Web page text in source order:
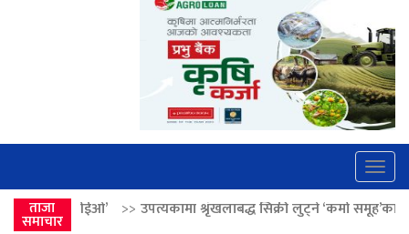
ताजा
समाचार
उपत्यकामा श्रृंखलाबद्ध सिक्री लुट्ने ‘कर्मा समूह’का नाइकेसहित पाँच पक्राउ